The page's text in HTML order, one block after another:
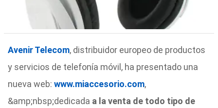
Avenir Telecom, distribuidor europeo de productos
y servicios de telefonía móvil, ha presentado una
nueva web: www.miaccesorio.com,
&amp;nbsp;dedicada a la venta de todo tipo de